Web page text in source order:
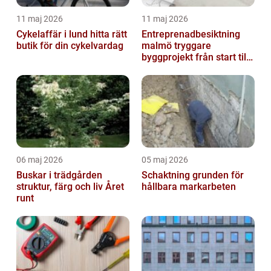
11 maj 2026
Cykelaffär i lund hitta rätt
butik för din cykelvardag
11 maj 2026
Entreprenadbesiktning
malmö tryggare
byggprojekt från start till
06 maj 2026
Buskar i trädgården
struktur, färg och liv Året
runt
05 maj 2026
Schaktning grunden för
hållbara markarbeten